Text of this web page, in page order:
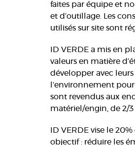
faites par équipe et
et d’outillage. Les
utilisés sur site sont
ID VERDE a mis en
valeurs en matière
développer avec
l’environnement
sont revendus aux
matériel/engin, de 2/
ID VERDE vise le
objectif : réduire les